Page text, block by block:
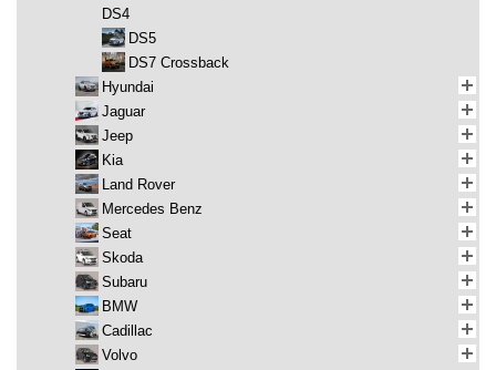
DS4
DS5
DS7 Crossback
Hyundai
Jaguar
Jeep
Kia
Land Rover
Mercedes Benz
Seat
Skoda
Subaru
BMW
Cadillac
Volvo